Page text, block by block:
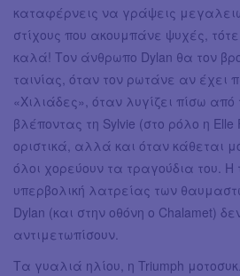
καταφέρνεις να γράψεις
στίχους που ακουμπάνε ψυχές, τότε
καλά! Τον άνθρωπο Dylan θα τον
ταινίας, όταν τον ρωτάνε αν έχει
«Χιλιάδες», όταν λυγίζει πίσω
βλέποντας τη Sylvie (στο ρόλο η
οριστικά, αλλά και όταν κάθεται
όλοι χορεύουν τα τραγούδια του.
υπερβολική λατρείας των
Dylan (και στην οθόνη ο Chalamet)
αντιμετωπίσουν.
Τα γυαλιά ηλίου, η Triumph